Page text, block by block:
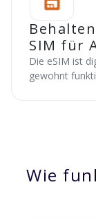
SIM für
Die eSIM ist
gewohnt
Wie